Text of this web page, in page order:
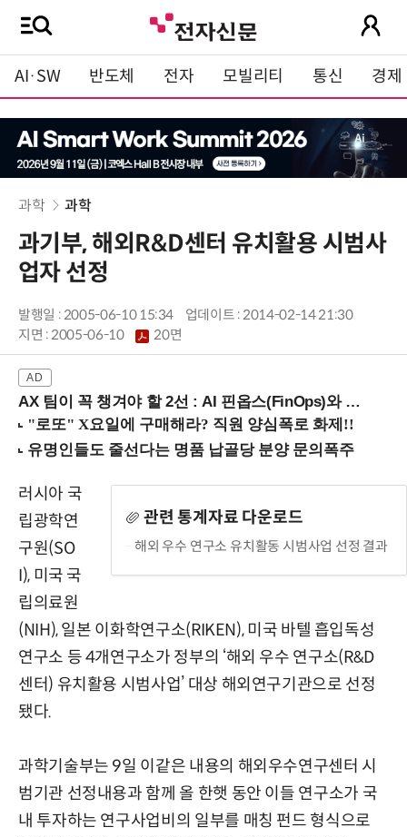
AI·SW 반도체 전자 모빌리티 통신 경제
과학 과학
과기부, 해외R&D센터 유치활용 시범사
업자 선정
발행일 : 2005-06-10 15:34
업데이트 : 2014-02-14 21:30
지면 :2005-06-10 20면
AX 팀이 꼭 챙겨야 할 2선 : AI 핀옵스(FinOps)와 토큰 거버넌스 (8/21 잠실역)
관련 통계자료 다운로드
해외 우수 연구소 유치활동 시범사업 선정 결과
러시아 국
립광학연
구원(SO
I), 미국 국
립의료원
(NIH), 일본 이화학연구소(RIKEN), 미국 바텔 흡입독성
연구소 등 4개연구소가 정부의 ‘해외 우수 연구소(R&D
센터) 유치활용 시범사업’ 대상 해외연구기관으로 선정
됐다.
과학기술부는 9일 이같은 내용의 해외우수연구센터 시
범기관 선정내용과 함께 올 한햇 동안 이들 연구소가 국
내 투자하는 연구사업비의 일부를 매칭 펀드 형식으로